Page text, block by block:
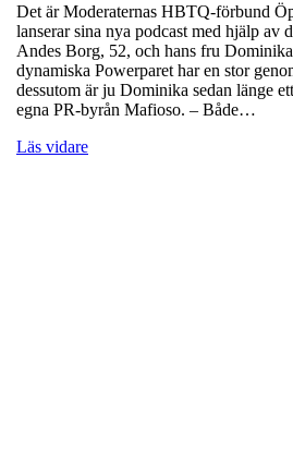
Det är Moderaternas HBTQ-förbund
lanserar sina nya podcast med hjälp av
Andes Borg, 52, och hans fru
dynamiska Powerparet har en stor
dessutom är ju Dominika sedan länge
egna PR-byrån Mafioso. – Både…
Läs vidare